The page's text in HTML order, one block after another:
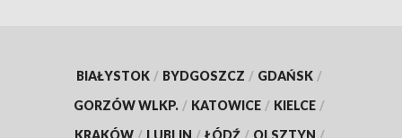
BIAŁYSTOK / BYDGOSZCZ / GDAŃSK /
GORZÓW WLKP. / KATOWICE / KIELCE /
KRAKÓW / LUBLIN / ŁÓDŹ / OLSZTYN /